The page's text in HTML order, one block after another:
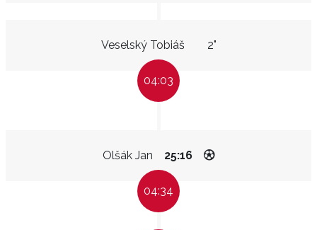
Veselský Tobiáš 2"
04:03
Olšák Jan 25:16
04:34